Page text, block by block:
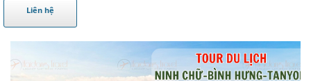
Liên hệ